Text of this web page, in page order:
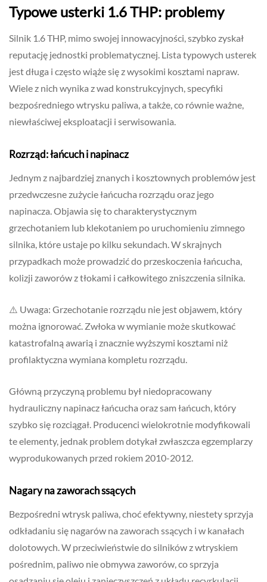
Typowe usterki 1.6 THP: problemy
Silnik 1.6 THP, mimo swojej innowacyjności, szybko zyskał
reputację jednostki problematycznej. Lista typowych usterek
jest długa i często wiąże się z wysokimi kosztami napraw.
Wiele z nich wynika z wad konstrukcyjnych, specyfiki
bezpośredniego wtrysku paliwa, a także, co równie ważne,
niewłaściwej eksploatacji i serwisowania.
Rozrząd: łańcuch i napinacz
Jednym z najbardziej znanych i kosztownych problemów jest
przedwczesne zużycie łańcucha rozrządu oraz jego
napinacza. Objawia się to charakterystycznym
grzechotaniem lub klekotaniem po uruchomieniu zimnego
silnika, które ustaje po kilku sekundach. W skrajnych
przypadkach może prowadzić do przeskoczenia łańcucha,
kolizji zaworów z tłokami i całkowitego zniszczenia silnika.
⚠️ Uwaga: Grzechotanie rozrządu nie jest objawem, który
można ignorować. Zwłoka w wymianie może skutkować
katastrofalną awarią i znacznie wyższymi kosztami niż
profilaktyczna wymiana kompletu rozrządu.
Główną przyczyną problemu był niedopracowany
hydrauliczny napinacz łańcucha oraz sam łańcuch, który
szybko się rozciągał. Producenci wielokrotnie modyfikowali
te elementy, jednak problem dotykał zwłaszcza egzemplarzy
wyprodukowanych przed rokiem 2010-2012.
Nagary na zaworach ssących
Bezpośredni wtrysk paliwa, choć efektywny, niestety sprzyja
odkładaniu się nagarów na zaworach ssących i w kanałach
dolotowych. W przeciwieństwie do silników z wtryskiem
pośrednim, paliwo nie obmywa zaworów, co sprzyja